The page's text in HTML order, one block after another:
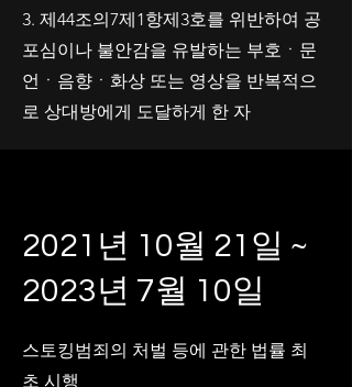
3. 제44조의7제1항제3호를 위반하여 공
포심이나 불안감을 유발하는 부호ㆍ문
언ㆍ음향ㆍ화상 또는 영상을 반복적으
로 상대방에게 도달하게 한 자
2021년 10월 21일 ~
2023년 7월 10일
스토킹범죄의 처벌 등에 관한 법률 최
초 시행